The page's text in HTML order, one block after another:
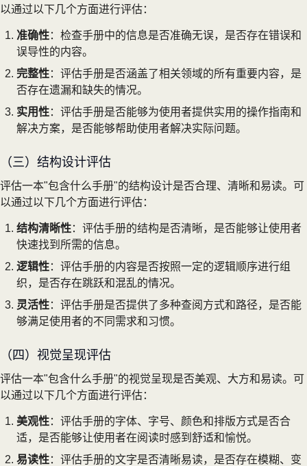
以通过以下几个方面进行评估：
准确性：检查手册中的信息是否准确无误，是否存在错误和
误导性的内容。
完整性：评估手册是否涵盖了相关领域的所有重要内容，是
否存在遗漏和缺失的情况。
实用性：评估手册是否能够为使用者提供实用的操作指南和
解决方案，是否能够帮助使用者解决实际问题。
（三）结构设计评估
评估一本"包含什么手册"的结构设计是否合理、清晰和易读。可
以通过以下几个方面进行评估：
结构清晰性：评估手册的结构是否清晰，是否能够让使用者
快速找到所需的信息。
逻辑性：评估手册的内容是否按照一定的逻辑顺序进行组
织，是否存在跳跃和混乱的情况。
灵活性：评估手册是否提供了多种查阅方式和路径，是否能
够满足使用者的不同需求和习惯。
（四）视觉呈现评估
评估一本"包含什么手册"的视觉呈现是否美观、大方和易读。可
以通过以下几个方面进行评估：
美观性：评估手册的字体、字号、颜色和排版方式是否合
适，是否能够让使用者在阅读时感到舒适和愉悦。
易读性：评估手册的文字是否清晰易读，是否存在模糊、变